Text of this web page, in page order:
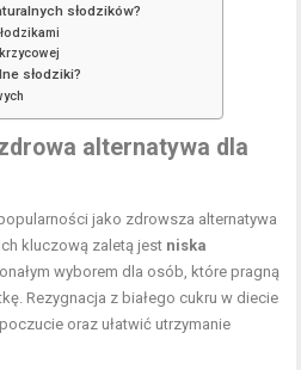
słodzików?
słodziki?
alternatywa dla
jako zdrowsza alternatywa
kluczową zaletą jest niska
wyborem dla osób, które pragną
Rezygnacja z białego cukru w diecie
oraz ułatwić utrzymanie